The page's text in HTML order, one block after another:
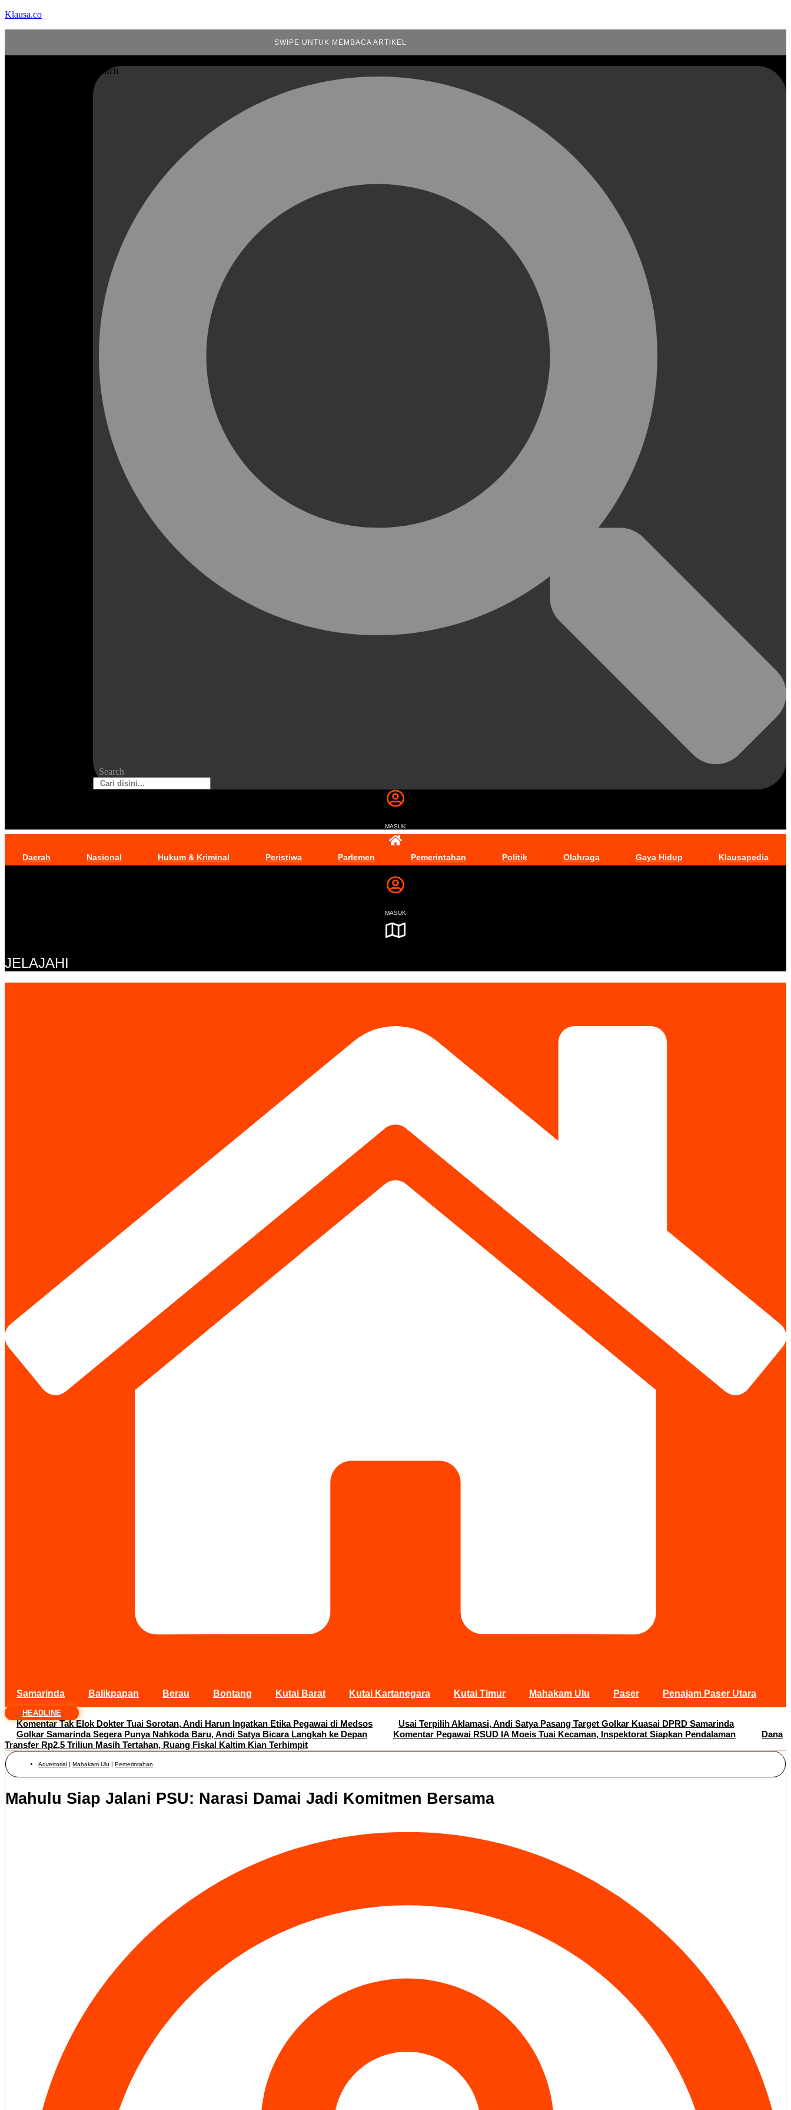
Klausa.co
SWIPE UNTUK MEMBACA ARTIKEL
Search
Search
MASUK
Daerah Nasional Hukum & Kriminal Peristiwa Parlemen Pemerintahan Politik Olahraga Gaya Hidup Klausapedia
MASUK
JELAJAHI
Samarinda Balikpapan Berau Bontang Kutai Barat Kutai Kartanegara Kutai Timur Mahakam Ulu Paser Penajam Paser Utara
HEADLINE
Komentar Tak Elok Dokter Tuai Sorotan, Andi Harun Ingatkan Etika Pegawai di Medsos
Usai Terpilih Aklamasi, Andi Satya Pasang Target Golkar Kuasai DPRD Samarinda
Golkar Samarinda Segera Punya Nahkoda Baru, Andi Satya Bicara Langkah ke Depan
Komentar Pegawai RSUD IA Moeis Tuai Kecaman, Inspektorat Siapkan Pendalaman
Dana
Transfer Rp2,5 Triliun Masih Tertahan, Ruang Fiskal Kaltim Kian Terhimpit
Advertorial | Mahakam Ulu | Pemerintahan
Mahulu Siap Jalani PSU: Narasi Damai Jadi Komitmen Bersama